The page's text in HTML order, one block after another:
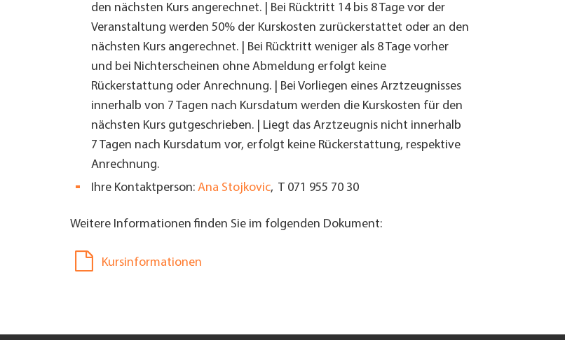
den nächsten Kurs angerechnet. | Bei Rücktritt 14 bis 8 Tage vor der
Veranstaltung werden 50% der Kurskosten zurückerstattet oder an den
nächsten Kurs angerechnet. | Bei Rücktritt weniger als 8 Tage vorher
und bei Nichterscheinen ohne Abmeldung erfolgt keine
Rückerstattung oder Anrechnung. | Bei Vorliegen eines Arztzeugnisses
innerhalb von 7 Tagen nach Kursdatum werden die Kurskosten für den
nächsten Kurs gutgeschrieben. | Liegt das Arztzeugnis nicht innerhalb
7 Tagen nach Kursdatum vor, erfolgt keine Rückerstattung, respektive
Anrechnung.
Ihre Kontaktperson: Ana Stojkovic, T 071 955 70 30
Weitere Informationen finden Sie im folgenden Dokument:
Kursinformationen